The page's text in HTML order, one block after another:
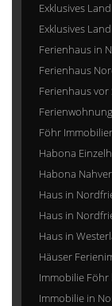
Exklusives
Exklusives
Ferienhaus in
Ferienhaus
Ferienhaus vor
Föhr
Habona
Habona
Haus in
Haus in
Haus in
Häuser
Immobilie
Immobilie in